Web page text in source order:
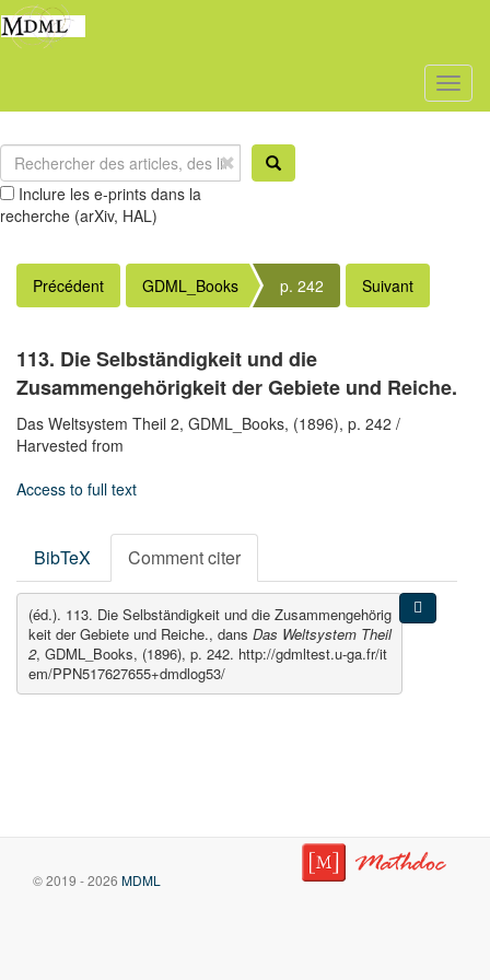
Inclure les e-prints dans la
recherche (arXiv, HAL)
Précédent GDML_Books p. 242 Suivant
113. Die Selbständigkeit und die
Zusammengehörigkeit der Gebiete und Reiche.
Das Weltsystem Theil 2, GDML_Books, (1896), p. 242 /
Harvested from
Access to full text
BibTeX Comment citer
(éd.). 113. Die Selbständigkeit und die Zusammengehörig
keit der Gebiete und Reiche., dans Das Weltsystem Theil
2, GDML_Books, (1896), p. 242. http://gdmltest.u-ga.fr/it
em/PPN517627655+dmdlog53/
© 2019 - 2026 MDML